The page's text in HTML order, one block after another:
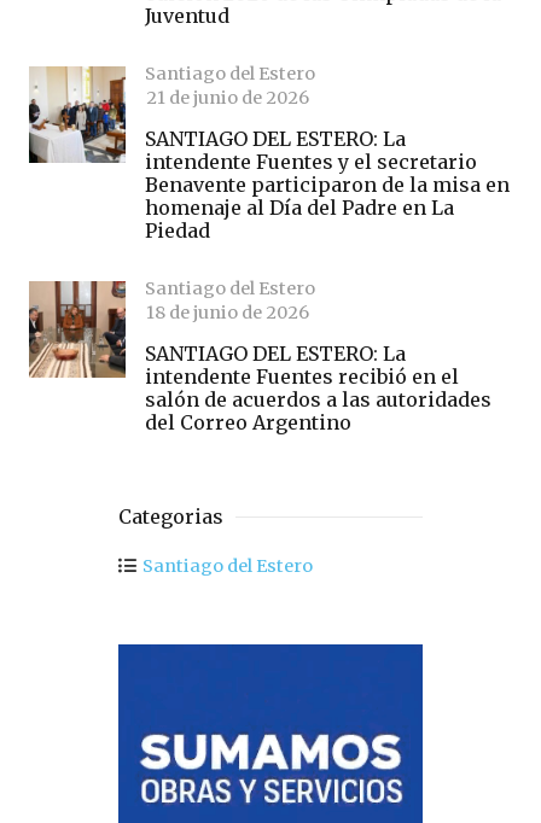
Juventud
Santiago del Estero
21 de junio de 2026
SANTIAGO DEL ESTERO: La
intendente Fuentes y el secretario
Benavente participaron de la misa en
homenaje al Día del Padre en La
Piedad
Santiago del Estero
18 de junio de 2026
SANTIAGO DEL ESTERO: La
intendente Fuentes recibió en el
salón de acuerdos a las autoridades
del Correo Argentino
Categorias
Santiago del Estero